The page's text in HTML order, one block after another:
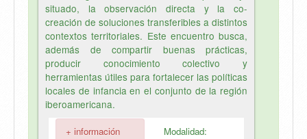
situado, la observación directa y la co-
creación de soluciones transferibles a distintos
contextos territoriales. Este encuentro busca,
además de compartir buenas prácticas,
producir conocimiento colectivo y
herramientas útiles para fortalecer las políticas
locales de infancia en el conjunto de la región
iberoamericana.
+ información
Modalidad: